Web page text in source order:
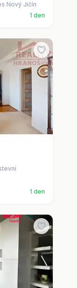
Nový Jičín
1 den
1 den